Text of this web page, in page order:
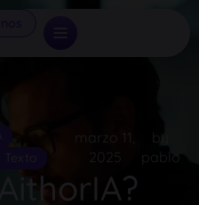
marzo 11,
2025
by
pablo